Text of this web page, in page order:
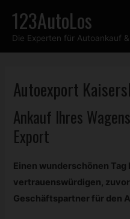
Inhalt
springen
123AutoLos
Die Experten für Autoankauf
Autoexport
Ankauf Ihres
Export
Einen wunderschönen Tag
vertrauenswürdigen,
Geschäftspartner für den